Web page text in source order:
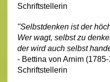
Schriftstellerin
"Selbstdenken ist der
Wer wagt, selbst zu
der wird auch selbst
- Bettina von Arnim
Schriftstellerin